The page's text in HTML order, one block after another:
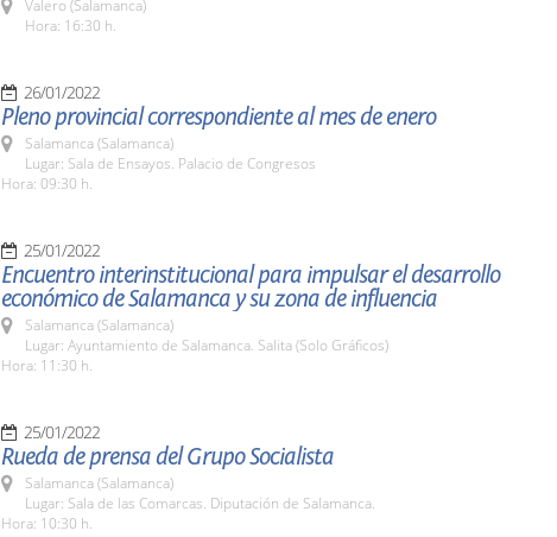
Valero (Salamanca)
Hora: 16:30 h.
26/01/2022
Pleno provincial correspondiente al mes de enero
Salamanca (Salamanca)
Lugar: Sala de Ensayos. Palacio de Congresos
Hora: 09:30 h.
25/01/2022
Encuentro interinstitucional para impulsar el desarrollo
económico de Salamanca y su zona de influencia
Salamanca (Salamanca)
Lugar: Ayuntamiento de Salamanca. Salita (Solo Gráficos)
Hora: 11:30 h.
25/01/2022
Rueda de prensa del Grupo Socialista
Salamanca (Salamanca)
Lugar: Sala de las Comarcas. Diputación de Salamanca.
Hora: 10:30 h.